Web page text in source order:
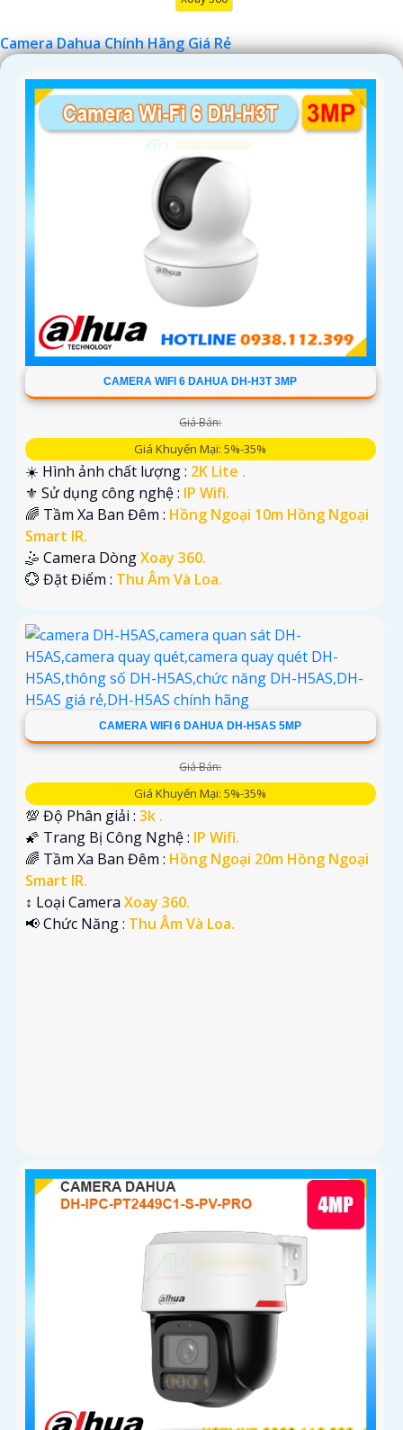
Camera Dahua Chính Hãng Giá Rẻ
CAMERA WIFI 6 DAHUA DH-H3T 3MP
Giá Bán:
Giá Khuyến Mại: 5%-35%
☀️ Hình ảnh chất lượng : 2K Lite .
⚜️ Sử dụng công nghệ : IP Wifi.
🌈 Tầm Xa Ban Đêm : Hồng Ngoại 10m Hồng Ngoại
Smart IR.
🤹 Camera DòngXoay 360.
️💮 Đặt Điểm : Thu Âm Và Loa.
CAMERA WIFI 6 DAHUA DH-H5AS 5MP
Giá Bán:
Giá Khuyến Mại: 5%-35%
💯 Độ Phân giải : 3k .
🌠 Trang Bị Công Nghệ : IP Wifi.
🌈 Tầm Xa Ban Đêm : Hồng Ngoại 20m Hồng Ngoại
Smart IR.
↕️ Loại Camera Xoay 360.
️📢 Chức Năng : Thu Âm Và Loa.